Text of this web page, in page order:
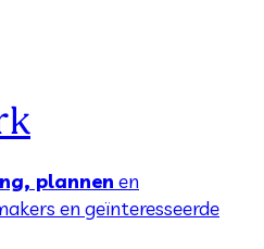
plannen en
en geïnteresseerde